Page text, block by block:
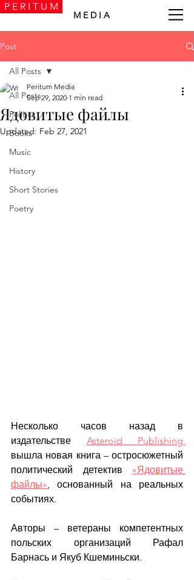
P E R I T U M
M E D I A
Post
All Posts
Politics
Books
Music
History
Short Stories
Poetry
All Posts
Ядовитые файлы
Peritum Media
Sep 29, 2020 1 min read
Updated: Feb 27, 2021
Несколько часов назад в
издательстве
вышла новая книга – остросюжетный
политический детектив «Ядовитые
файлы», основанный на реальных
событиях.
Авторы – ветераны компетентных
польских организаций Рафал
Барнась и Якуб Кшеминьски.